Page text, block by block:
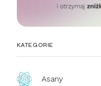
KATEGORIE
Asany